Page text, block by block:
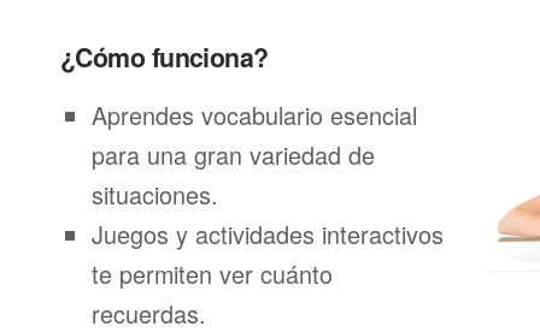
¿Cómo funciona?
Aprendes vocabulario esencial
para una gran variedad de
situaciones.
Juegos y actividades interactivos
te permiten ver cuánto
recuerdas.